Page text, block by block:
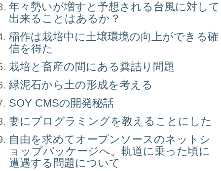
年々勢いが増すと予想される台風に対して
出来ることはあるか？
稲作は栽培中に土壌環境の向上ができる確
信を得た
栽培と畜産の間にある糞詰り問題
緑泥石から土の形成を考える
SOY CMSの開発秘話
妻にプログラミングを教えることにした
自由を求めてオープンソースのネットシ
ョップパッケージへ。軌道に乗った頃に
遭遇する問題について